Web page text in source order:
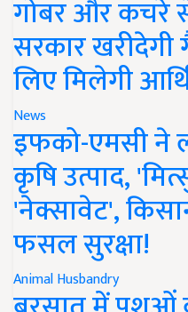
गोबर और कचरे
सरकार
लिए मिलेगी
News
इफको-एमसी ने
कृषि उत्पाद,
'नेक्सावेट',
फसल सुरक्षा!
Animal Husbandry